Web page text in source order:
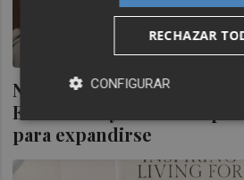
Neolith participa en la
Estocolmo y mira a los
para expandirse
RECHAZAR
CONFIGURAR